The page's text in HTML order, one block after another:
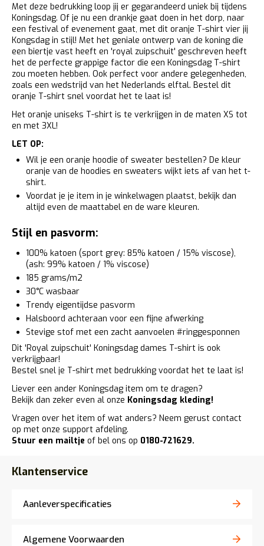
Met deze bedrukking loop jij er gegarandeerd uniek bij tijdens
Koningsdag. Of je nu een drankje gaat doen in het dorp, naar
een festival of evenement gaat, met dit oranje T-shirt vier jij
Kongsdag in stijl! Met het geniale ontwerp van de koning die
een biertje vast heeft en 'royal zuipschuit' geschreven heeft
het de perfecte grappige factor die een Koningsdag T-shirt
zou moeten hebben. Ook perfect voor andere gelegenheden,
zoals een wedstrijd van het Nederlands elftal. Bestel dit
oranje T-shirt snel voordat het te laat is!
Het oranje uniseks T-shirt is te verkrijgen in de maten XS tot
en met 3XL!
LET OP:
Wil je een oranje hoodie of sweater bestellen? De kleur
oranje van de hoodies en sweaters wijkt iets af van het t-
shirt.
Voordat je je item in je winkelwagen plaatst, bekijk dan
altijd even de maattabel en de ware kleuren.
Stijl en pasvorm:
100% katoen (sport grey: 85% katoen / 15% viscose),
(ash: 99% katoen / 1% viscose)
185 grams/m2
30°C wasbaar
Trendy eigentijdse pasvorm
Halsboord achteraan voor een fijne afwerking
Stevige stof met een zacht aanvoelen #ringgesponnen
Dit 'Royal zuipschuit' Koningsdag dames T-shirt is ook
verkrijgbaar!
Bestel snel je T-shirt met bedrukking voordat het te laat is!
Liever een ander Koningsdag item om te dragen?
Bekijk dan zeker even al onze Koningsdag kleding!
Vragen over het item of wat anders? Neem gerust contact
op met onze support afdeling.
Stuur een mailtje of bel ons op 0180-721629.
Klantenservice
Aanleverspecificaties
Algemene Voorwaarden